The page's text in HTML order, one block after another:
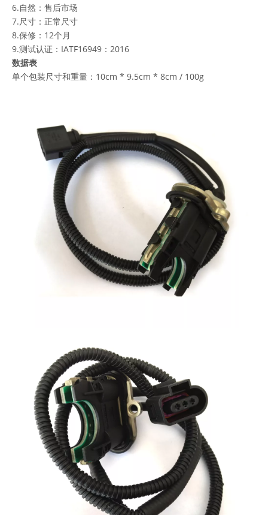
6.自然：售后市场
7.尺寸：正常尺寸
8.保修：12个月
9.测试认证：IATF16949：2016
数据表
单个包装尺寸和重量：10cm * 9.5cm * 8cm / 100g